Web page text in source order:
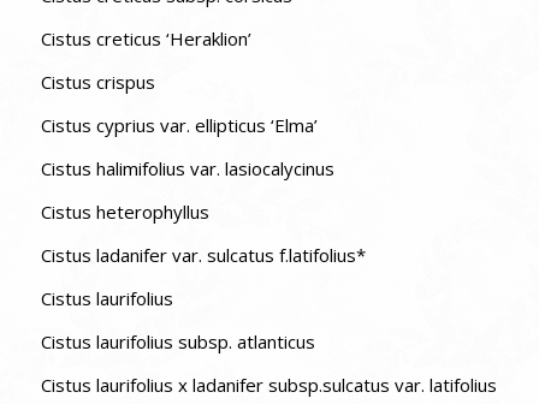
Cistus creticus ‘Heraklion’
Cistus crispus
Cistus cyprius var. ellipticus ‘Elma’
Cistus halimifolius var. lasiocalycinus
Cistus heterophyllus
Cistus ladanifer var. sulcatus f.latifolius*
Cistus laurifolius
Cistus laurifolius subsp. atlanticus
Cistus laurifolius x ladanifer subsp.sulcatus var. latifolius